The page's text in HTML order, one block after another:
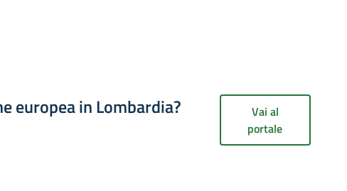
europea in Lombardia?
Vai al
portale